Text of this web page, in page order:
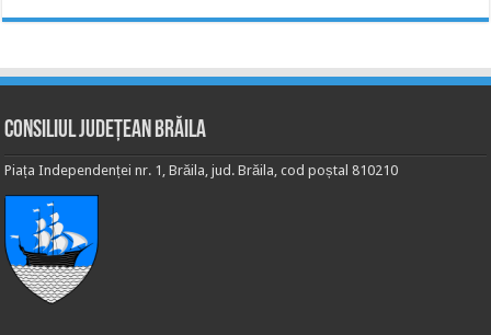
Consiliul Județean Brăila
Piața Independenței nr. 1, Brăila, jud. Brăila, cod poștal 810210